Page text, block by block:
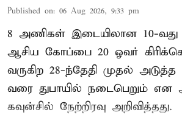
Published on: 06 Aug 2026, 9:33 pm
8 அணிகள் இடையிலான 10-
ஆசிய கோப்பை 20 ஓவர்
வருகிற 28-ந்தேதி முதல் அடுத்த
வரை துபாயில் நடைபெறும் என
கவுன்சில் நேற்றிரவு அறிவித்தது.